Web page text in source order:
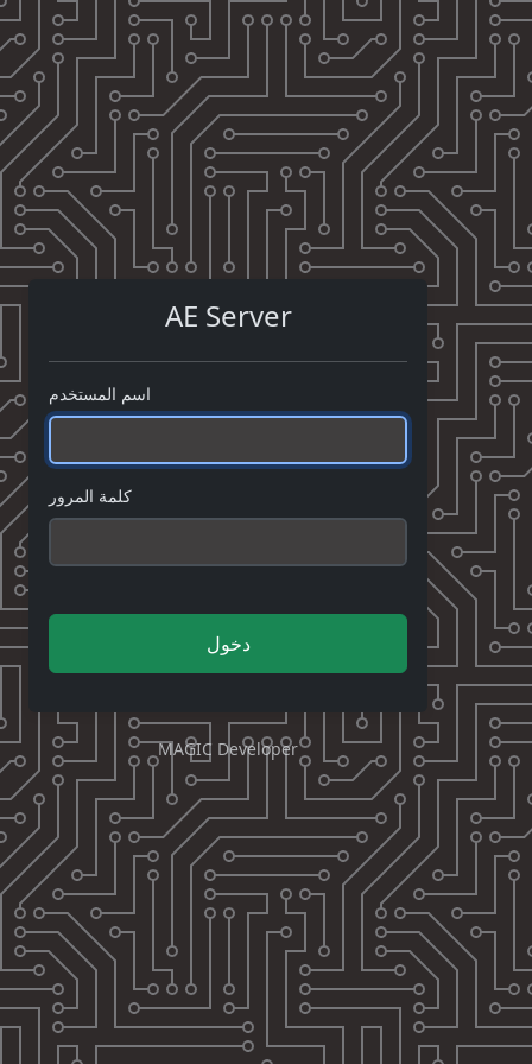
AE Server
اسم المستخدم
كلمة المرور
دخول
MAGIC Developer